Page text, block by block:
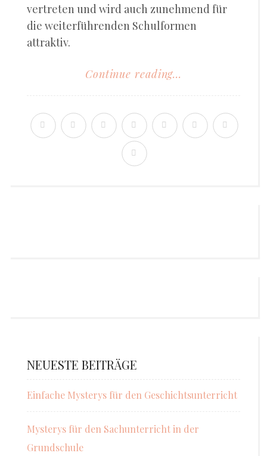
vertreten und wird auch zunehmend für
die weiterführenden Schulformen
attraktiv.
Continue reading...
NEUESTE BEITRÄGE
Einfache Mysterys für den Geschichtsunterricht
Mysterys für den Sachunterricht in der
Grundschule